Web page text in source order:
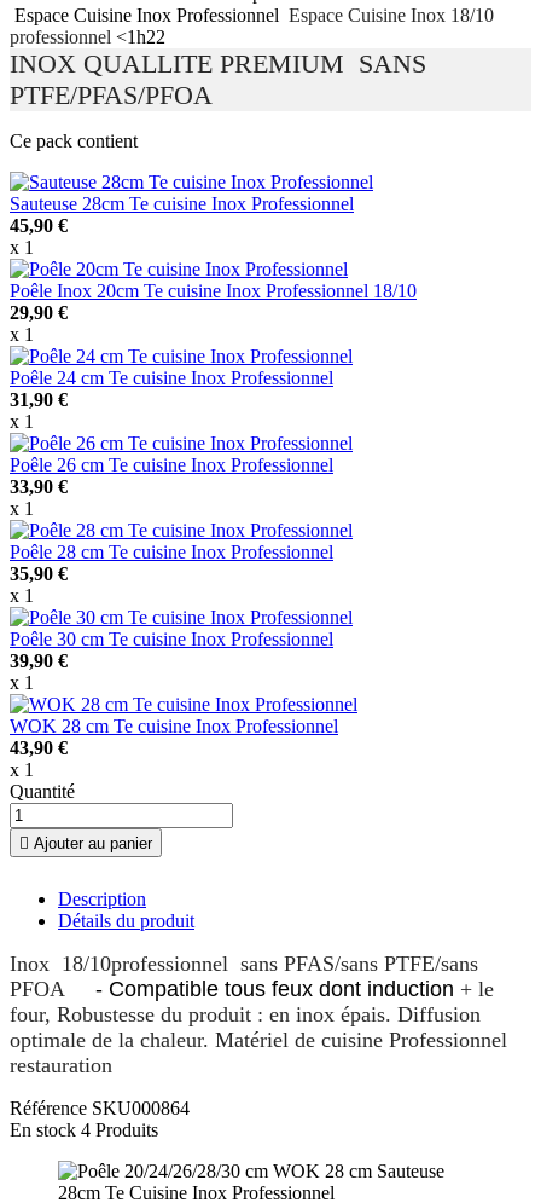
Espace Cuisine Inox Professionnel Espace Cuisine Inox 18/10
professionnel <1h22
INOX QUALLITE PREMIUM SANS
PTFE/PFAS/PFOA
Ce pack contient
Sauteuse 28cm Te cuisine Inox Professionnel
45,90 €
x 1
Poêle Inox 20cm Te cuisine Inox Professionnel 18/10
29,90 €
x 1
Poêle 24 cm Te cuisine Inox Professionnel
31,90 €
x 1
Poêle 26 cm Te cuisine Inox Professionnel
33,90 €
x 1
Poêle 28 cm Te cuisine Inox Professionnel
35,90 €
x 1
Poêle 30 cm Te cuisine Inox Professionnel
39,90 €
x 1
WOK 28 cm Te cuisine Inox Professionnel
43,90 €
x 1
Quantité
 Ajouter au panier
Description
Détails du produit
Inox 18/10professionnel sans PFAS/sans PTFE/sans
PFOA - Compatible tous feux dont induction + le
four, Robustesse du produit : en inox épais. Diffusion
optimale de la chaleur. Matériel de cuisine Professionnel
restauration
Référence SKU000864
En stock 4 Produits